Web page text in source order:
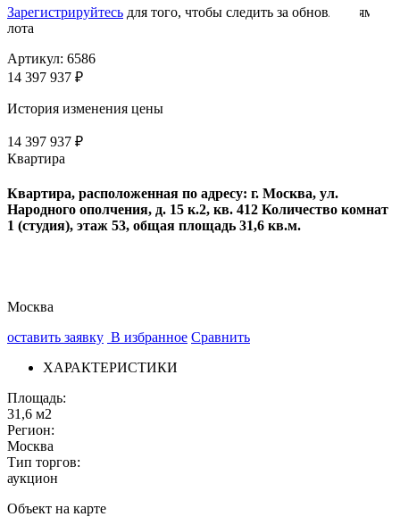
Зарегистрируйтесь для того, чтобы следить за обновлениями
лота
Артикул: 6586
14 397 937 ₽
История изменения цены
14 397 937 ₽
Квартира
Квартира, расположенная по адресу: г. Москва, ул.
Народного ополчения, д. 15 к.2, кв. 412 Количество комнат
1 (студия), этаж 53, общая площадь 31,6 кв.м.
Москва
оставить заявку В избранное Сравнить
ХАРАКТЕРИСТИКИ
Площадь:
31,6 м2
Регион:
Москва
Тип торгов:
аукцион
Объект на карте